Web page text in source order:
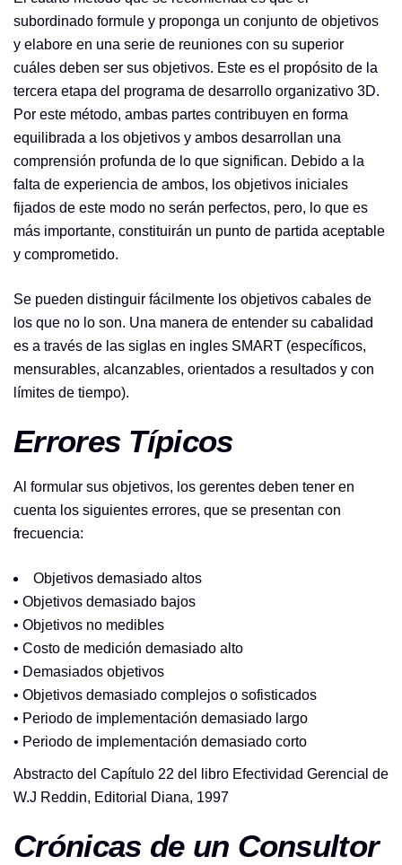
subordinado formule y proponga un conjunto de objetivos
y elabore en una serie de reuniones con su superior
cuáles deben ser sus objetivos. Este es el propósito de la
tercera etapa del programa de desarrollo organizativo 3D.
Por este método, ambas partes contribuyen en forma
equilibrada a los objetivos y ambos desarrollan una
comprensión profunda de lo que significan. Debido a la
falta de experiencia de ambos, los objetivos iniciales
fijados de este modo no serán perfectos, pero, lo que es
más importante, constituirán un punto de partida aceptable
y comprometido.
Se pueden distinguir fácilmente los objetivos cabales de
los que no lo son. Una manera de entender su cabalidad
es a través de las siglas en ingles SMART (específicos,
mensurables, alcanzables, orientados a resultados y con
límites de tiempo).
Errores Típicos
Al formular sus objetivos, los gerentes deben tener en
cuenta los siguientes errores, que se presentan con
frecuencia:
Objetivos demasiado altos
• Objetivos demasiado bajos
• Objetivos no medibles
• Costo de medición demasiado alto
• Demasiados objetivos
• Objetivos demasiado complejos o sofisticados
• Periodo de implementación demasiado largo
• Periodo de implementación demasiado corto
Abstracto del Capítulo 22 del libro Efectividad Gerencial de
W.J Reddin, Editorial Diana, 1997
Crónicas de un Consultor